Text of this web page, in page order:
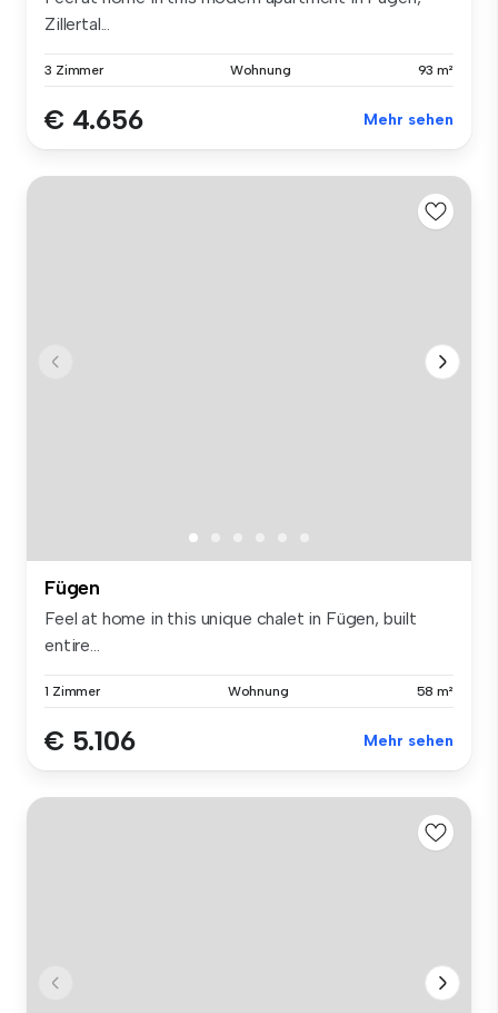
Zillertal...
3 Zimmer Wohnung 93 m²
€ 4.656 Mehr sehen
Fügen
Feel at home in this unique chalet in Fügen, built
entire...
1 Zimmer Wohnung 58 m²
€ 5.106 Mehr sehen